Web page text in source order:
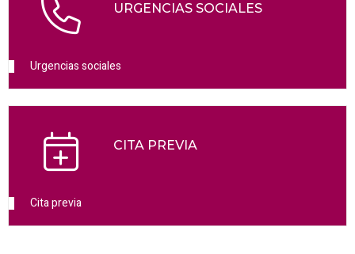
URGENCIAS SOCIALES
Urgencias sociales
CITA PREVIA
Cita previa